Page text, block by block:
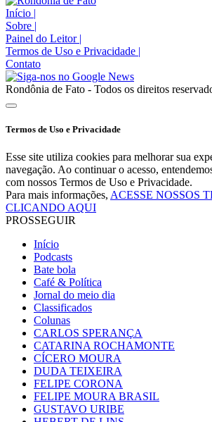
Início |
Sobre |
Painel do Leitor |
Termos de Uso e Privacidade |
Contato
Rondônia de Fato - Todos os direitos
Termos de Uso e Privacidade
Esse site utiliza cookies para melhorar sua
navegação. Ao continuar o acesso,
com nossos Termos de Uso e Privacidade.
Para mais informações, ACESSE NOSSOS
CLICANDO AQUI
PROSSEGUIR
Início
Podcasts
Bate bola
Café & Política
Jornal do meio dia
Classificados
Colunas
CARLOS SPERANÇA
CATARINA ROCHAMONTE
CÍCERO MOURA
DUDA TEIXEIRA
FELIPE CORONA
FELIPE MOURA BRASIL
GUSTAVO URIBE